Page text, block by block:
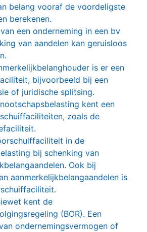
belang vooraf de voordeligste
berekenen.
een onderneming in een bv
van aandelen kan geruisloos
is er een
bijvoorbeeld bij een
of juridische splitsing.
kent een
zoals de
in de
bij schenking van
Ook bij
aanmerkelijkbelangaandelen is
kent de
(BOR). Een
ondernemingsvermogen of